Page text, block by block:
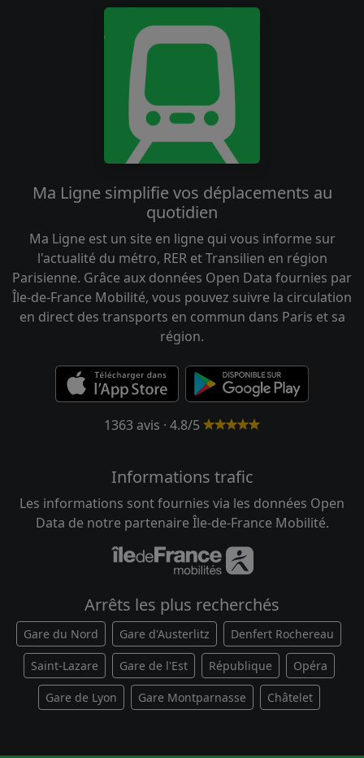
Ma Ligne simplifie vos déplacements au
quotidien
Ma Ligne est un site en ligne qui vous informe sur
l'actualité du métro, RER et Transilien en région
Parisienne. Grâce aux données Open Data fournies par
Île-de-France Mobilité, vous pouvez suivre la circulation
en direct des transports en commun dans Paris et sa
région.
1363 avis · 4.8/5
Informations trafic
Les informations sont fournies via les données Open
Data de notre partenaire Île-de-France Mobilité.
Arrêts les plus recherchés
Gare du Nord Gare d'Austerlitz Denfert Rochereau
Saint-Lazare Gare de l'Est République Opéra
Gare de Lyon Gare Montparnasse Châtelet